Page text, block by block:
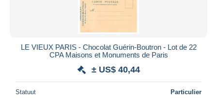
LE VIEUX PARIS - Chocolat Guérin-Boutron - Lot de 22
CPA Maisons et Monuments de Paris
± US$ 40,44
Statuut Particulier